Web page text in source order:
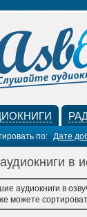
по: Дате
в
аудиокниги в
можете